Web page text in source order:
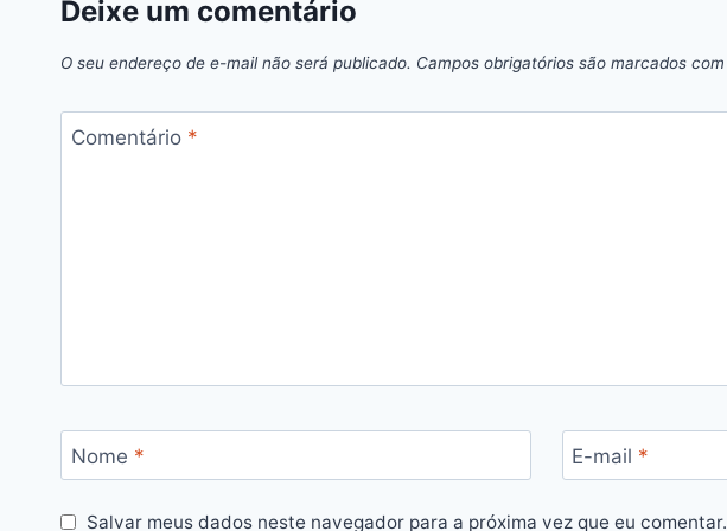
Deixe um comentário
O seu endereço de e-mail não será publicado. Campos obrigatórios são marcados com
Comentário *
Nome * E-mail *
Salvar meus dados neste navegador para a próxima vez que eu comentar.